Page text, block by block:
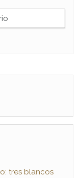
tres blancos